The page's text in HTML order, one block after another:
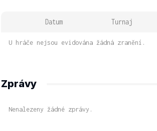
Datum Turnaj
U hráče nejsou evidována žádná zranění.
Zprávy
Nenalezeny žádné zprávy.